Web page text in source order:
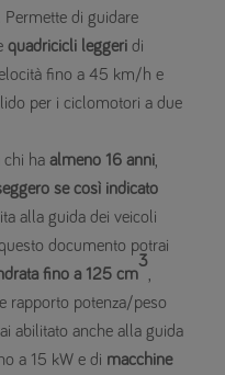
di guidare
quadricicli leggeri di
fino a 45 km/h e
per i ciclomotori a due
chi ha almeno 16 anni,
se così indicato
alla guida dei veicoli
documento potrai
fino a 125 cm
3
,
rapporto potenza/peso
abilitato anche alla guida
a 15 kW e di macchine